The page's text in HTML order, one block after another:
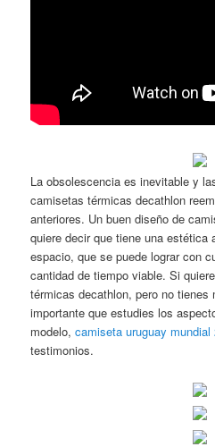
La obsolescencia es inevitable y
camisetas térmicas decathlon
anteriores. Un buen diseño de
quiere decir que tiene una estética
espacio, que se puede lograr con
cantidad de tiempo viable. Si
térmicas decathlon, pero no tienes
importante que estudies los
modelo,camiseta uruguay mundial
testimonios.